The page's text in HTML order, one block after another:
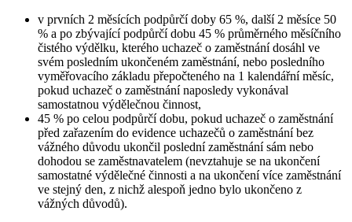
v prvních 2 měsících podpůrčí doby 65 %, další 2 měsíce 50
% a po zbývající podpůrčí dobu 45 % průměrného měsíčního
čistého výdělku, kterého uchazeč o zaměstnání dosáhl ve
svém posledním ukončeném zaměstnání, nebo posledního
vyměřovacího základu přepočteného na 1 kalendářní měsíc,
pokud uchazeč o zaměstnání naposledy vykonával
samostatnou výdělečnou činnost,
45 % po celou podpůrčí dobu, pokud uchazeč o zaměstnání
před zařazením do evidence uchazečů o zaměstnání bez
vážného důvodu ukončil poslední zaměstnání sám nebo
dohodou se zaměstnavatelem (nevztahuje se na ukončení
samostatné výdělečné činnosti a na ukončení více zaměstnání
ve stejný den, z nichž alespoň jedno bylo ukončeno z
vážných důvodů).